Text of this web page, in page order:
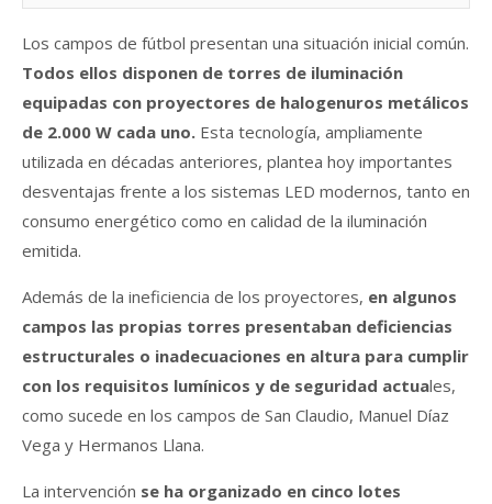
Los campos de fútbol presentan una situación inicial común.
Todos ellos disponen de torres de iluminación
equipadas con proyectores de halogenuros metálicos
de 2.000 W cada uno. Esta tecnología, ampliamente
utilizada en décadas anteriores, plantea hoy importantes
desventajas frente a los sistemas LED modernos, tanto en
consumo energético como en calidad de la iluminación
emitida.
Además de la ineficiencia de los proyectores, en algunos
campos las propias torres presentaban deficiencias
estructurales o inadecuaciones en altura para cumplir
con los requisitos lumínicos y de seguridad actuales,
como sucede en los campos de San Claudio, Manuel Díaz
Vega y Hermanos Llana.
La intervención se ha organizado en cinco lotes